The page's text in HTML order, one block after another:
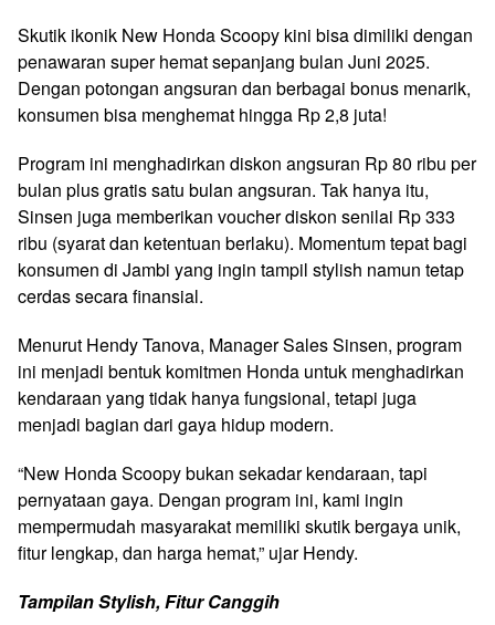
Skutik ikonik New Honda Scoopy kini bisa dimiliki dengan
penawaran super hemat sepanjang bulan Juni 2025.
Dengan potongan angsuran dan berbagai bonus menarik,
konsumen bisa menghemat hingga Rp 2,8 juta!
Program ini menghadirkan diskon angsuran Rp 80 ribu per
bulan plus gratis satu bulan angsuran. Tak hanya itu,
Sinsen juga memberikan voucher diskon senilai Rp 333
ribu (syarat dan ketentuan berlaku). Momentum tepat bagi
konsumen di Jambi yang ingin tampil stylish namun tetap
cerdas secara finansial.
Menurut Hendy Tanova, Manager Sales Sinsen, program
ini menjadi bentuk komitmen Honda untuk menghadirkan
kendaraan yang tidak hanya fungsional, tetapi juga
menjadi bagian dari gaya hidup modern.
“New Honda Scoopy bukan sekadar kendaraan, tapi
pernyataan gaya. Dengan program ini, kami ingin
mempermudah masyarakat memiliki skutik bergaya unik,
fitur lengkap, dan harga hemat,” ujar Hendy.
Tampilan Stylish, Fitur Canggih